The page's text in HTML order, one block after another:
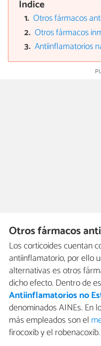
Índice
Otros fármacos
Otros fármacos
Antiinflamatorios
Otros fármacos
Los corticoides cuentan
antiinflamatorio, por ello
alternativas es otros
dicho efecto. Dentro de
Antiinflamatorios no
denominados AINEs. En
más empleados son el
firocoxib y el robenacoxib.